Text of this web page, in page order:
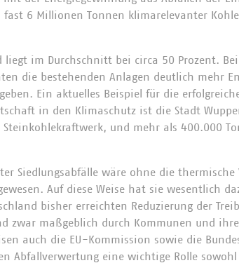
6 Millionen Tonnen klimarelevanter
liegt im Durchschnitt bei circa 50 Prozent.
die bestehenden Anlagen deutlich mehr
Ein aktuelles Beispiel für die
in den Klimaschutz ist die Stadt
und mehr als 400.000
Siedlungsabfälle wäre ohne die thermische
Auf diese Weise hat sie wesentlich
bisher erreichten Reduzierung der
zwar maßgeblich durch Kommunen und ihre
auch die EU-Kommission sowie die
Abfallverwertung eine wichtige Rolle